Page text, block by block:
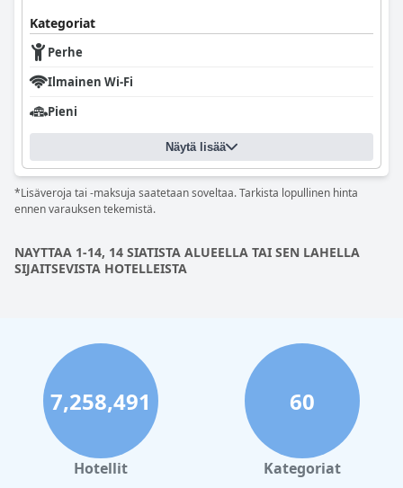
Kategoriat
Perhe
Ilmainen Wi-Fi
Pieni
Näytä lisää
*Lisäveroja tai -maksuja saatetaan soveltaa. Tarkista lopullinen hinta
ennen varauksen tekemistä.
NAYTTAA 1-14, 14 SIATISTA ALUEELLA TAI SEN LAHELLA
SIJAITSEVISTA HOTELLEISTA
7,258,491
Hotellit
60
Kategoriat